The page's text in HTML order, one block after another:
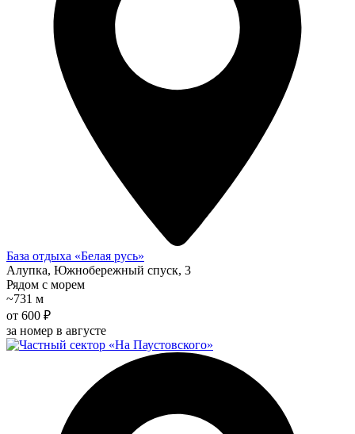
База отдыха «Белая русь»
Алупка, Южнобережный спуск, 3
Рядом с морем
~731 м
от 600 ₽
за номер в августе